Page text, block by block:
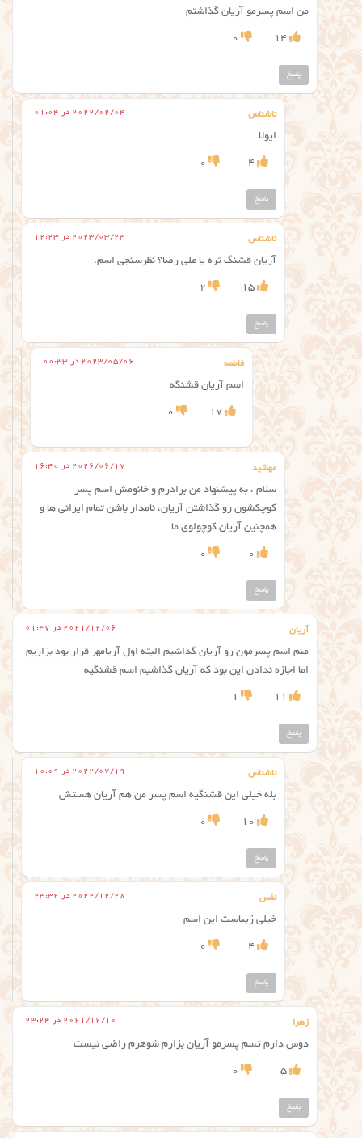
من اسم پسرمو آریان گذاشتم
14
0
پاسخ
ناشناس 2022/02/04 در 01:04
ایولا
4
0
پاسخ
ناشناس 2023/03/23 در 12:23
آریان قشنگ تره یا علی رضا؟ نظرسنجی اسم.
15
2
پاسخ
فاطمه 2023/05/06 در 00:33
اسم آریان قشنگه
17
0
مهشید 2026/06/17 در 16:40
سلام ، به پیشنهاد من برادرم و خانومش اسم پسر
کوچکشون رو گذاشتن آریان، نامدار باشن تمام ایرانی ها و
همچنین آریان کوچولوی ما
0
0
پاسخ
آریان 2021/12/06 در 01:47
منم اسم پسرمون رو آریان گذاشیم البته اول آریامهر قرار بود بزاریم
اما اجازه ندادن این بود که آریان گذاشیم اسم قشنگیه
11
1
پاسخ
ناشناس 2022/07/19 در 10:09
بله خیلی این قشنگیه اسم پسر من هم آریان هستش
10
0
پاسخ
نفس 2022/12/28 در 23:32
خیلی زیباست این اسم
4
0
پاسخ
زهرا 2021/12/10 در 23:24
دوس دارم تسم پسرمو آریان بزارم شوهرم راضی نیست
5
0
پاسخ